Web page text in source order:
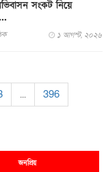
সংকট নিয়ে
১ আগস্ট, ২০২৬
...
396
জনপ্রিয়